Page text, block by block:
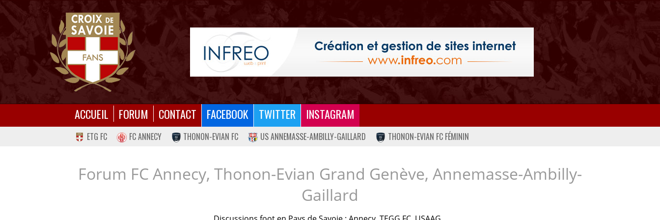
ACCUEIL FORUM CONTACT FACEBOOK TWITTER INSTAGRAM
ETG FC FC ANNECY THONON-EVIAN FC US ANNEMASSE-AMBILLY-GAILLARD THONON-EVIAN FC FÉMININ
Forum FC Annecy, Thonon-Evian Grand Genève, Annemasse-Ambilly-
Gaillard